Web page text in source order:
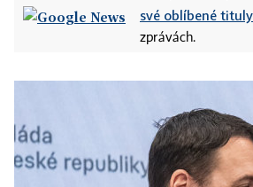
své oblíbené tituly
zprávách.